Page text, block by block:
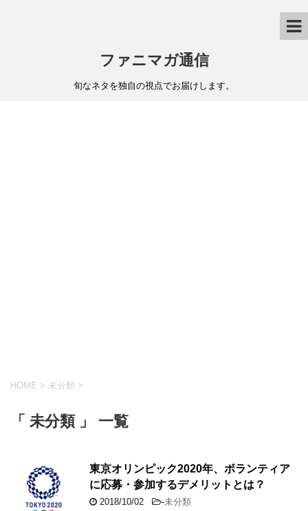
ファニマガ通信
旬なネタを独自の視点でお届けします。
HOME > 未分類 >
「 未分類 」 一覧
東京オリンピック2020年、ボランティア
に応募・参加するデメリットとは？
2018/10/02 -未分類